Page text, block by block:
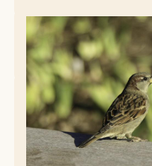
Vrouwtjesmus © Lawrence Lew, OP
Wat zeggen deze verhalen
pushberichten, polarisatie
tot moedige trouw. Ze
houding dan zwijgen of
Jeremia leert ons dat